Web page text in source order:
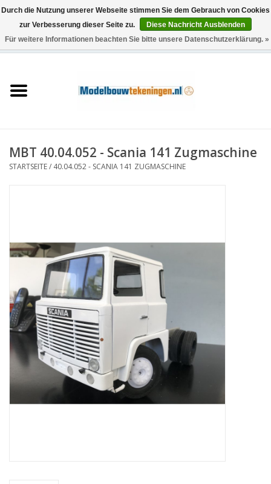
0 Artikel - €0,00
Schiffe
Holzbau
Dokumentation
Zeitschriften
Neue Zeichnungen
NEUE ZEITSCHRIFTEN
ABONNEMENT DER
MBT 40.04.052 - Scania 141 Zugmaschine
STARTSEITE/ 40.04.052 - SCANIA 141 ZUGMASCHINE
Durch die Nutzung unserer Webseite stimmen Sie dem Gebrauch von Cookies
zur Verbesserung dieser Seite zu.
Diese Nachricht Ausblenden
Für weitere Informationen beachten Sie bitte unsere Datenschutzerklärung. »